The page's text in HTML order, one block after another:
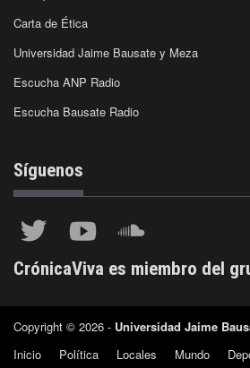
Carta de Ética
Universidad Jaime Bausate y Meza
Escucha ANP Radio
Escucha Bausate Radio
Síguenos
CrónicaViva es miembro del
Copyright © 2026 - Universidad Jaime
Inicio
Política Locales Mundo